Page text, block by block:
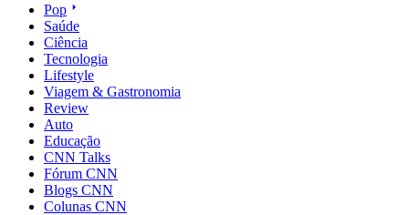
Pop
Saúde
Ciência
Tecnologia
Lifestyle
Viagem & Gastronomia
Review
Auto
Educação
CNN Talks
Fórum CNN
Blogs CNN
Colunas CNN